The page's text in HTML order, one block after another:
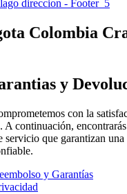
Colombia
y
con la
A continuación,
servicio que garantizan
y Garantías